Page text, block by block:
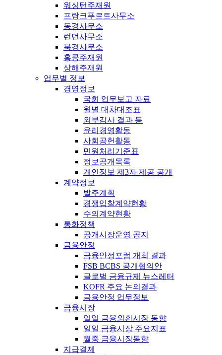
워싱턴주재원
프랑크푸르트사무소
동경사무소
런던사무소
북경사무소
홍콩주재원
상해주재원
업무별 정보
경영정보
국회 업무보고 자료
월별 대차대조표
외부감사 결과 등
윤리경영활동
사회공헌활동
민원처리기준표
정보공개목록
개인정보 제3자 제공 공개
계약정보
발주계획
경쟁입찰계약현황
수의계약현황
통화정책
공개시장운영 공지
금융안정
금융안정포럼 개최 결과
FSB BCBS 공개협의안
글로벌 금융규제 뉴스레터
KOFR 주요 논의결과
금융안정 업무정보
금융시장
일일 금융외환시장 동향
일일 금융시장 주요지표
월중 금융시장동향
지급결제